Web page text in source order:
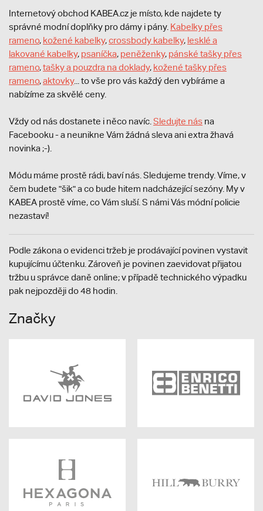
Internetový obchod KABEA.cz je místo, kde najdete ty
správné modní doplňky pro dámy i pány. Kabelky přes
rameno, kožené kabelky,crossbody kabelky, lesklé a
lakované kabelky, psaníčka, peněženky, pánské tašky přes
rameno,tašky a pouzdra na doklady, kožené tašky přes
rameno,aktovky... to vše pro vás každý den vybíráme a
nabízíme za skvělé ceny.
Vždy od nás dostanete i něco navíc. Sledujte nás na
Facebooku - a neunikne Vám žádná sleva ani extra žhavá
novinka ;-).
Módu máme prostě rádi, baví nás. Sledujeme trendy. Víme, v
čem budete "šik" a co bude hitem nadcházející sezóny. My v
KABEA prostě víme, co Vám sluší. S námi Vás módní policie
nezastaví!
Podle zákona o evidenci tržeb je prodávající povinen vystavit
kupujícímu účtenku. Zároveň je povinen zaevidovat přijatou
tržbu u správce daně online; v případě technického výpadku
pak nejpozději do 48 hodin.
Značky